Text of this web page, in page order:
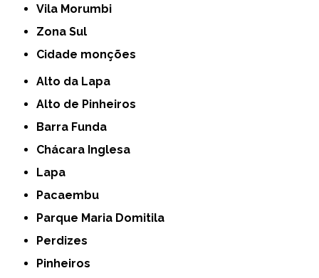
Vila Morumbi
Zona Sul
cidade monções
Alto da Lapa
Alto de Pinheiros
Barra Funda
Chácara Inglesa
Lapa
Pacaembu
Parque Maria Domitila
Perdizes
Pinheiros